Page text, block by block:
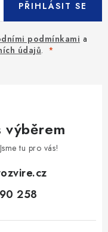
podmínkami a
údajů.
PŘIHLÁSIT SE
výběrem
tu pro vás!
258